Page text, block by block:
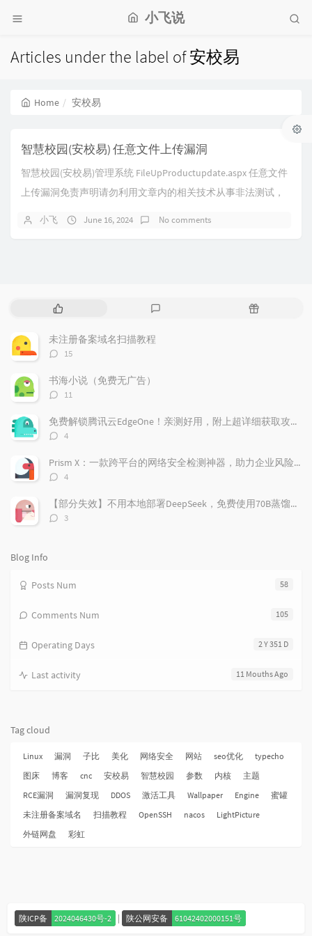
小飞说
Articles under the label of 安校易
Home 安校易
智慧校园(安校易) 任意文件上传漏洞
智慧校园(安校易)管理系统 FileUpProductupdate.aspx 任意文件
上传漏洞免责声明请勿利用文章内的相关技术从事非法测试，
小飞 June 16, 2024 No comments
P
p
u
a
r
r
t
c
l
s
m
n
R
t
l
未注册备案域名扫描教程
评
数：
15
书海小说（免费无广告）
评
数：
11
免费解锁腾讯云EdgeOne！亲测好用，附上超详细获取攻略！
评
数：
4
Prism X：一款跨平台的网络安全检测神器，助力企业风险管理
评
数：
4
【部分失效】不用本地部署DeepSeek，免费使用70B蒸馏模型
评
3
Blog Info
58
Posts Num
105
Comments Num
2 Y 351 D
Operating Days
11 Mouths Ago
Last activity
Tag cloud
Linux 漏洞 子比 美化 网络安全 网站 seo优化
typecho
图床
博客 cnc 安校易 智慧校园 参数 内核
主题
RCE漏洞
漏洞复现 DDOS 激活工具 Wallpaper Engine
蜜罐
未注册备案域名
扫描教程 OpenSSH nacos
LightPicture
外链网盘
彩虹
陕ICP备 2024046430号-2 | 陕公网安备 61042402000151号